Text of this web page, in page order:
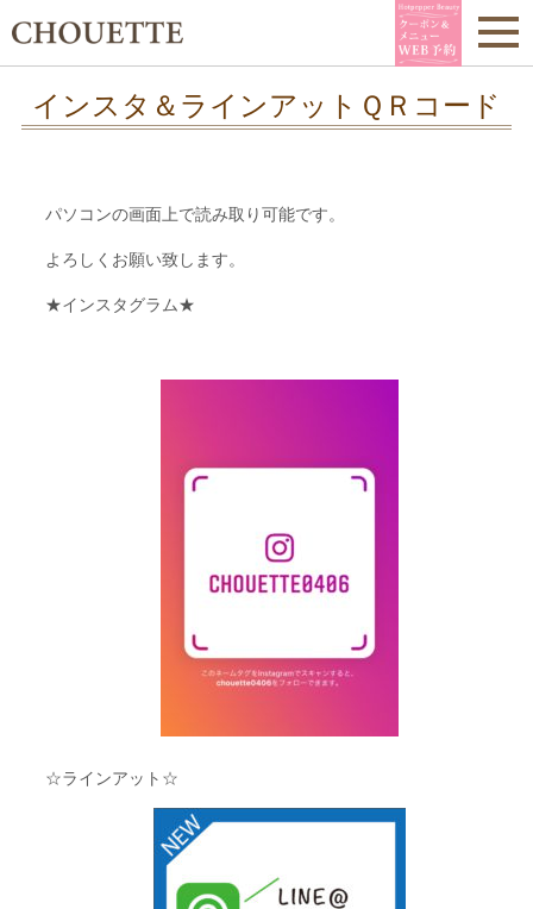
インスタ＆ラインアットＱＲコード
パソコンの画面上で読み取り可能です。
よろしくお願い致します。
★インスタグラム★
☆ラインアット☆